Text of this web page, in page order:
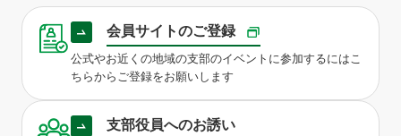
会員サイトのご登録
公式やお近くの地域の支部のイベントに参加するにはこ
ちらからご登録をお願いします
支部役員へのお誘い